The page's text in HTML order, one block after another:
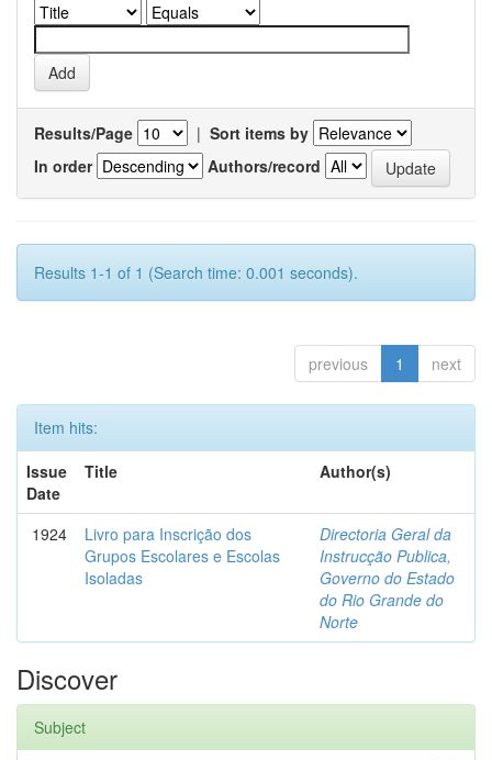
Results/Page | Sort items by
In order
Authors/record
Results 1-1 of 1 (Search time: 0.001 seconds).
previous 1 next
Item hits:
Issue
Date
Title Author(s)
1924
Livro para Inscrição dos
Grupos Escolares e Escolas
Isoladas
Directoria Geral da
Instrucção Publica,
Governo do Estado
do Rio Grande do
Norte
Discover
Subject